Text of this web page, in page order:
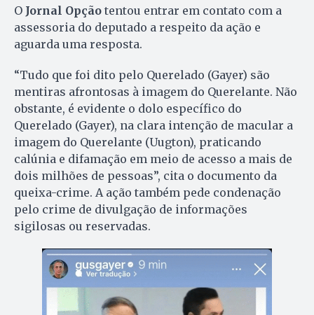
O Jornal Opção tentou entrar em contato com a
assessoria do deputado a respeito da ação e
aguarda uma resposta.
“Tudo que foi dito pelo Querelado (Gayer) são
mentiras afrontosas à imagem do Querelante. Não
obstante, é evidente o dolo específico do
Querelado (Gayer), na clara intenção de macular a
imagem do Querelante (Uugton), praticando
calúnia e difamação em meio de acesso a mais de
dois milhões de pessoas”, cita o documento da
queixa-crime. A ação também pede condenação
pelo crime de divulgação de informações
sigilosas ou reservadas.